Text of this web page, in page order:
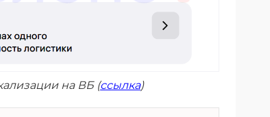
на ВБ (ссылка)